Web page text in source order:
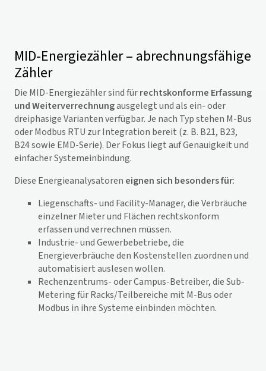
MID-Energiezähler – abrechnungsfähige
Zähler
Die MID-Energiezähler sind fürrechtskonforme Erfassung
und Weiterverrechnungausgelegt und als ein- oder
dreiphasige Varianten verfügbar. Je nach Typ stehen M-Bus
oder Modbus RTU zur Integration bereit (z. B. B21, B23,
B24 sowie EMD-Serie). Der Fokus liegt auf Genauigkeit und
einfacher Systemeinbindung.
Diese Energieanalysatoren eignen sich besonders für:
Liegenschafts- und Facility-Manager, die Verbräuche
einzelner Mieter und Flächen rechtskonform
erfassen und verrechnen müssen.
Industrie- und Gewerbebetriebe, die
Energieverbräuche den Kostenstellen zuordnen und
automatisiert auslesen wollen.
Rechenzentrums- oder Campus-Betreiber, die Sub-
Metering für Racks/Teilbereiche mit M-Bus oder
Modbus in ihre Systeme einbinden möchten.